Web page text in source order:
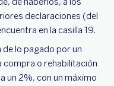
declaraciones (del
en la casilla 19.
lo pagado por un
compra o rehabilitación
un 2%, con un máximo